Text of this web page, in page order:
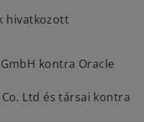
hivatkozott
kontra Oracle
Ltd és társai kontra